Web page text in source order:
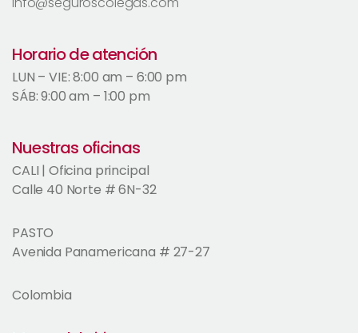
Horario de atención
LUN – VIE: 8:00 am – 6:00 pm
SÁB: 9:00 am – 1:00 pm
Nuestras oficinas
CALI | Oficina principal
Calle 40 Norte # 6N-32
PASTO
Avenida Panamericana # 27-27
Colombia